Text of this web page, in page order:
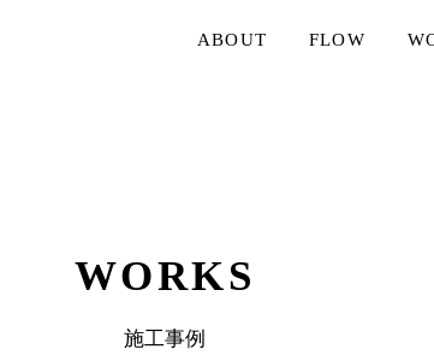
ABOUT FLOW
WORKS
施工事例